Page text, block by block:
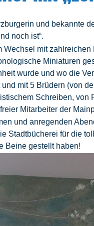
und bekannte
noch ist“.
Wechsel mit
Miniaturen
wurde und wo die
mit 5 Brüdern (von
Schreiben,
Mitarbeiter der
und anregenden
Stadtbücherei für die
Beine gestellt haben!